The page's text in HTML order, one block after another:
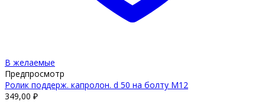
В желаемые
Предпросмотр
Ролик поддерж. капролон. d 50 на болту М12
349,00 ₽